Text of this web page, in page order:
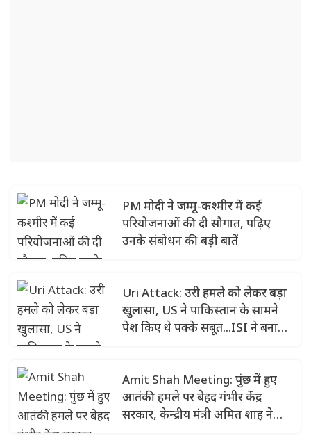
PM मोदी ने जम्मू-कश्मीर में कई
परियोजनाओं की दी सौगात, पढ़िए
उनके संबोधन की बड़ी बातें
Uri Attack: उरी हमले को लेकर बड़ा
खुलासा, US ने पाकिस्तान के सामने
पेश किए थे पक्के सबूत...ISI ने बनाया
Amit Shah Meeting: पुंछ में हुए
आतंकी हमले पर बेहद गंभीर केंद्र
सरकार, केन्द्रीय मंत्री अमित शाह ने